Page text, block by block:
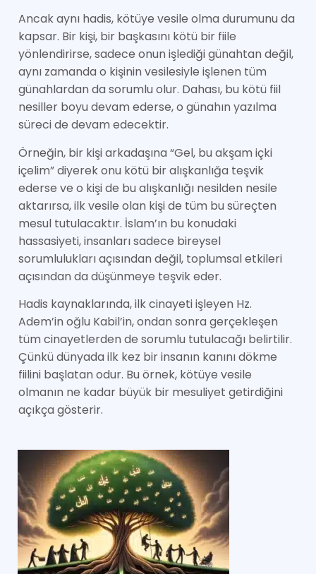
Ancak aynı hadis, kötüye vesile olma durumunu da
kapsar. Bir kişi, bir başkasını kötü bir fiile
yönlendirirse, sadece onun işlediği günahtan değil,
aynı zamanda o kişinin vesilesiyle işlenen tüm
günahlardan da sorumlu olur. Dahası, bu kötü fiil
nesiller boyu devam ederse, o günahın yazılma
süreci de devam edecektir.
Örneğin, bir kişi arkadaşına “Gel, bu akşam içki
içelim” diyerek onu kötü bir alışkanlığa teşvik
ederse ve o kişi de bu alışkanlığı nesilden nesile
aktarırsa, ilk vesile olan kişi de tüm bu süreçten
mesul tutulacaktır. İslam’ın bu konudaki
hassasiyeti, insanları sadece bireysel
sorumlulukları açısından değil, toplumsal etkileri
açısından da düşünmeye teşvik eder.
Hadis kaynaklarında, ilk cinayeti işleyen Hz.
Adem’in oğlu Kabil’in, ondan sonra gerçekleşen
tüm cinayetlerden de sorumlu tutulacağı belirtilir.
Çünkü dünyada ilk kez bir insanın kanını dökme
fiilini başlatan odur. Bu örnek, kötüye vesile
olmanın ne kadar büyük bir mesuliyet getirdiğini
açıkça gösterir.